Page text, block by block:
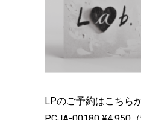
LPのご予約はこちら